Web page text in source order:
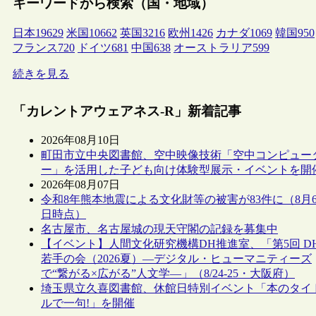
キーワードから検索（国・地域）
日本19629 米国 10662 英国3216 欧州 1426 カナダ1069 韓国950
フランス720 ドイツ681 中国638 オーストラリア599
続きを見る
「カレントアウェアネス-R」新着記事
2026年08月10日
町田市立中央図書館、空中映像技術「空中コンピュー
ー」を活用した子ども向け体験型展示・イベントを開
2026年08月07日
令和8年熊本地震による文化財等の被害が83件に（8月
日時点）
名古屋市、名古屋城の現天守閣の記録を募集中
【イベント】人間文化研究機構DH推進室、「第5回
若手の会（2026夏）―デジタル・ヒューマニティーズ
で“繋がる×広がる”人文学―」（8/24-25・大阪府）
埼玉県立久喜図書館、休館日特別イベント「本のタイ
ルで一句!」を開催